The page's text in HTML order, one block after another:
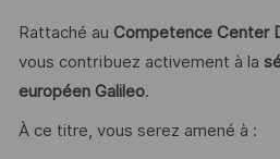
Rattaché au Competence Center
vous contribuez activement à la
européen Galileo.
À ce titre, vous serez amené à :